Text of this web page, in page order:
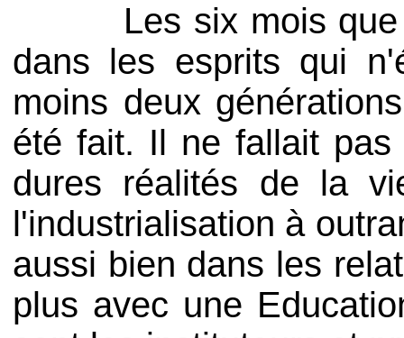
Les six mois que
dans les esprits qui
moins deux
été fait. Il ne fallait
dures réalités de la
l'industrialisation à
aussi bien dans les
plus avec une